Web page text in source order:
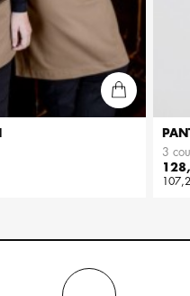
3
Prix